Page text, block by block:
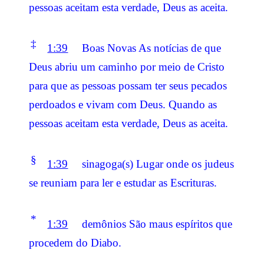
pessoas aceitam esta verdade, Deus as aceita.
‡ 1:39
Boas Novas As notícias de que
Deus abriu um caminho por meio de Cristo
para que as pessoas possam ter seus pecados
perdoados e vivam com Deus. Quando as
pessoas aceitam esta verdade, Deus as aceita.
§ 1:39
sinagoga(s) Lugar onde os judeus
se reuniam para ler e estudar as Escrituras.
* 1:39
demônios São maus espíritos que
procedem do Diabo.